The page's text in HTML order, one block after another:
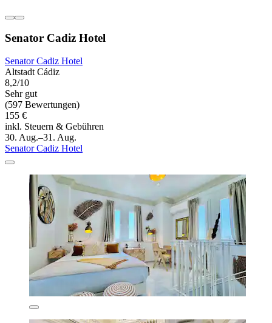
Senator Cadiz Hotel
Senator Cadiz Hotel
Altstadt Cádiz
8,2/10
Sehr gut
(597 Bewertungen)
155 €
inkl. Steuern & Gebühren
30. Aug.–31. Aug.
Senator Cadiz Hotel